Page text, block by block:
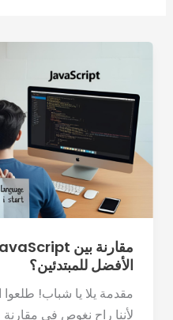
الأفضل للمبتدئين؟
مقدمة يلا يا شباب!
JavaScript
و
Python:
أيهما
الأفضل
للمبتدئين؟